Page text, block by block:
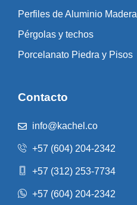
Perfiles de Aluminio Madera
Pérgolas y techos
Porcelanato Piedra y Pisos
Contacto
info@kachel.co
+57 (604) 204-2342
+57 (312) 253-7734
+57 (604) 204-2342